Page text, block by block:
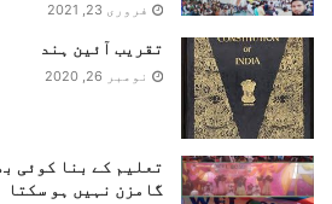
فروری 23, 2021
تقریب آئین ہند
نومبر 26, 2020
تعلیم کے بنا کوئی
گامزن نہیں ہو سکتا